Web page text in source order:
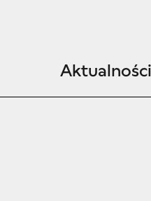
Aktualności